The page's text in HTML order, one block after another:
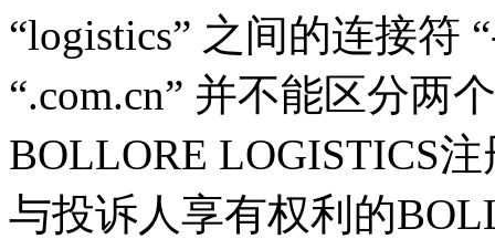
“logistics” 之间的连接符
“.com.cn” 并不能区分两
BOLLORE LOGISTICS
与投诉人享有权利的